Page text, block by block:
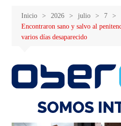
Inicio 2026 julio
7
Encontraron sano y salvo al
varios días desaparecido